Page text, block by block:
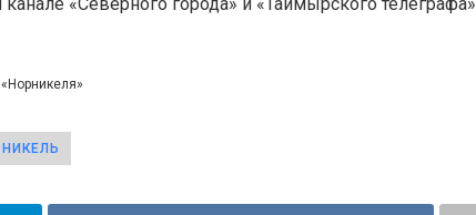
«Северного города» и «Таймырского телеграфа»